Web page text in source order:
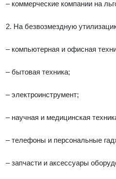
– коммерческие компании на
2. На безвозмездную
– компьютерная и офисная
– бытовая техника;
– электроинструмент;
– научная и медицинская
– телефоны и персональные
– запчасти и аксессуары